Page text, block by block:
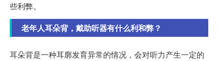
些利弊。
老年人耳朵背，戴助听器有什么利和弊？
耳朵背是一种耳廓发育异常的情况，会对听力产生一定的